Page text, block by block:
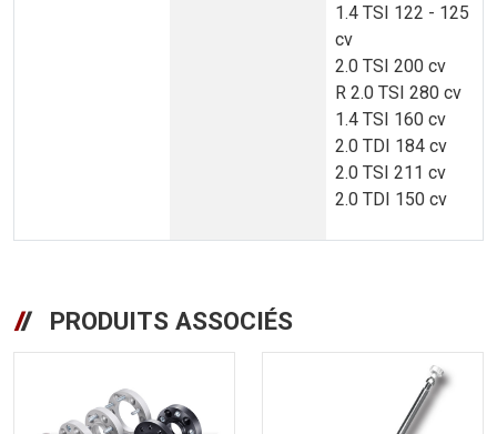
1.4 TSI 122 - 125
cv
2.0 TSI 200 cv
R 2.0 TSI 280 cv
1.4 TSI 160 cv
2.0 TDI 184 cv
2.0 TSI 211 cv
2.0 TDI 150 cv
PRODUITS ASSOCIÉS